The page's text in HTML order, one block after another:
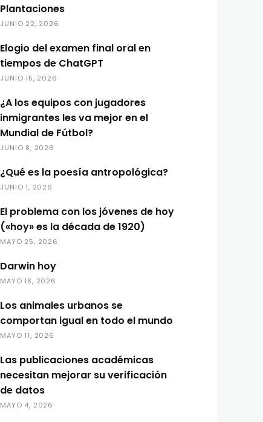
Plantaciones
JUNIO 22, 2026
Elogio del examen final oral en
tiempos de ChatGPT
JUNIO 15, 2026
¿A los equipos con jugadores
inmigrantes les va mejor en el
Mundial de Fútbol?
JUNIO 8, 2026
¿Qué es la poesía antropológica?
JUNIO 1, 2026
El problema con los jóvenes de hoy
(«hoy» es la década de 1920)
MAYO 25, 2026
Darwin hoy
MAYO 18, 2026
Los animales urbanos se
comportan igual en todo el mundo
MAYO 11, 2026
Las publicaciones académicas
necesitan mejorar su verificación
de datos
MAYO 4, 2026